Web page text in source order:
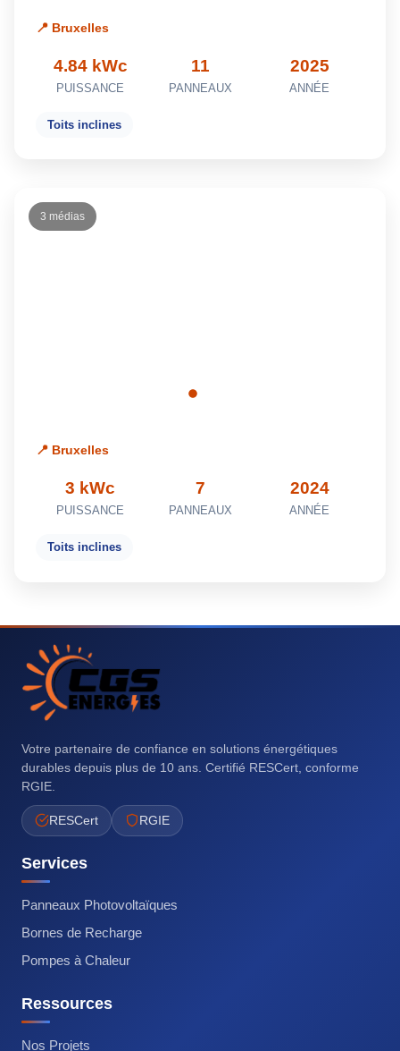
📍 Bruxelles
4.84 kWc
PUISSANCE
11
PANNEAUX
2025
ANNÉE
Toits inclines
3 médias
📍 Bruxelles
3 kWc
PUISSANCE
7
PANNEAUX
2024
ANNÉE
Toits inclines
Votre partenaire de confiance en solutions énergétiques
durables depuis plus de 10 ans. Certifié RESCert, conforme
RGIE.
RESCert RGIE
Services
Panneaux Photovoltaïques
Bornes de Recharge
Pompes à Chaleur
Ressources
Nos Projets